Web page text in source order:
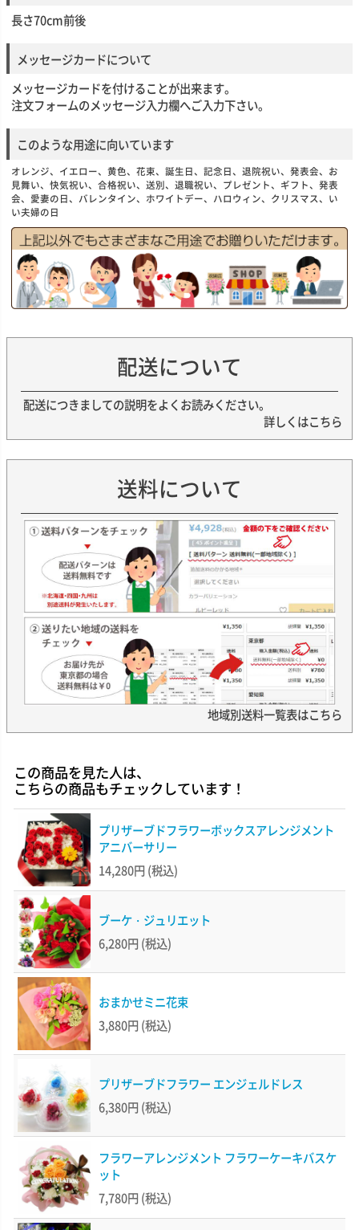
長さ70cm前後
メッセージカードについて
メッセージカードを付けることが出来ます。
注文フォームのメッセージ入力欄へご入力下さい。
このような用途に向いています
オレンジ、イエロー、黄色、花束、誕生日、記念日、退院祝い、発表会、お
見舞い、快気祝い、合格祝い、送別、退職祝い、プレゼント、ギフト、発表
会、愛妻の日、バレンタイン、ホワイトデー、ハロウィン、クリスマス、い
い夫婦の日
配送について
配送につきましての説明をよくお読みください。
詳しくはこちら
送料について
地域別送料一覧表はこちら
この商品を見た人は、
こちらの商品もチェックしています！
プリザーブドフラワーボックスアレンジメント
アニバーサリー
14,280円 (税込)
ブーケ・ジュリエット
6,280円 (税込)
おまかせミニ花束
3,880円 (税込)
プリザーブドフラワー エンジェルドレス
6,380円 (税込)
フラワーアレンジメント フラワーケーキバスケ
ット
7,780円 (税込)